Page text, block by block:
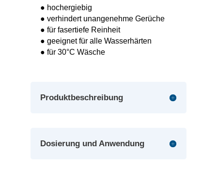
● hochergiebig
● verhindert unangenehme Gerüche
● für fasertiefe Reinheit
● geeignet für alle Wasserhärten
● für 30°C Wäsche
Produktbeschreibung
Dosierung und Anwendung